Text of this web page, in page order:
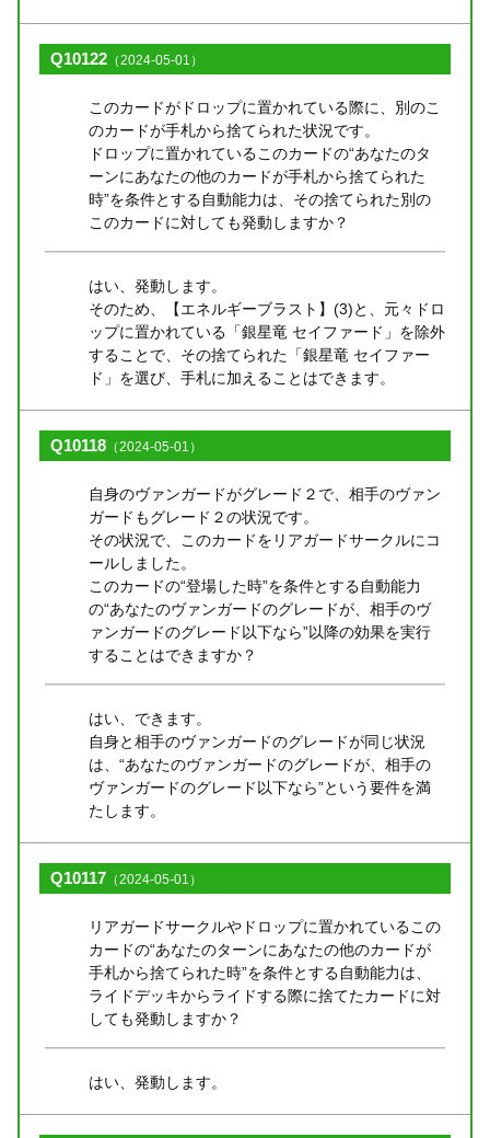
Q10122 （2024-05-01）
このカードがドロップに置かれている際に、別のこ
のカードが手札から捨てられた状況です。
ドロップに置かれているこのカードの“あなたのタ
ーンにあなたの他のカードが手札から捨てられた
時”を条件とする自動能力は、その捨てられた別の
このカードに対しても発動しますか？
はい、発動します。
そのため、【エネルギーブラスト】(3)と、元々ドロ
ップに置かれている「銀星竜 セイファード」を除外
することで、その捨てられた「銀星竜 セイファー
ド」を選び、手札に加えることはできます。
Q10118 （2024-05-01）
自身のヴァンガードがグレード２で、相手のヴァン
ガードもグレード２の状況です。
その状況で、このカードをリアガードサークルにコ
ールしました。
このカードの“登場した時”を条件とする自動能力
の“あなたのヴァンガードのグレードが、相手のヴ
ァンガードのグレード以下なら”以降の効果を実行
することはできますか？
はい、できます。
自身と相手のヴァンガードのグレードが同じ状況
は、“あなたのヴァンガードのグレードが、相手の
ヴァンガードのグレード以下なら”という要件を満
たします。
Q10117 （2024-05-01）
リアガードサークルやドロップに置かれているこの
カードの“あなたのターンにあなたの他のカードが
手札から捨てられた時”を条件とする自動能力は、
ライドデッキからライドする際に捨てたカードに対
しても発動しますか？
はい、発動します。